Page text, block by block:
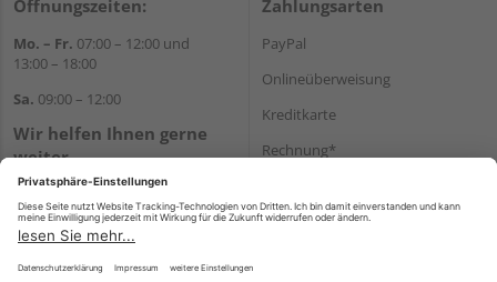
Öffnungszeiten:
Mo. – Fr. 07:00 – 12:00 und
13:00 – 18:00
Sa. 09:00 – 12:00
Wir helfen Ihnen gerne
weiter
Tel.:+49 8122 14197
E-Mail:vertrieb@holz-liebl.de
Zahlungsarten
PayPal
Onlineüberweisung
Kreditkarte
Rechnung*
Versand